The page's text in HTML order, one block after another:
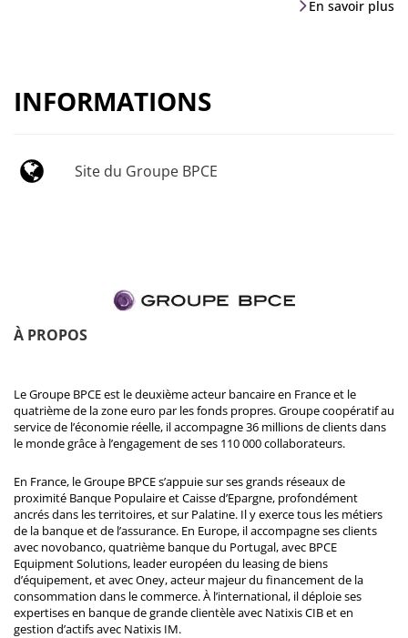
En savoir plus
INFORMATIONS
Site du Groupe BPCE
À PROPOS
Le Groupe BPCE est le deuxième acteur bancaire en France et le
quatrième de la zone euro par les fonds propres. Groupe coopératif au
service de l’économie réelle, il accompagne 36 millions de clients dans
le monde grâce à l’engagement de ses 110 000 collaborateurs.
En France, le Groupe BPCE s’appuie sur ses grands réseaux de
proximité Banque Populaire et Caisse d’Epargne, profondément
ancrés dans les territoires, et sur Palatine. Il y exerce tous les métiers
de la banque et de l’assurance. En Europe, il accompagne ses clients
avec novobanco, quatrième banque du Portugal, avec BPCE
Equipment Solutions, leader européen du leasing de biens
d’équipement, et avec Oney, acteur majeur du financement de la
consommation dans le commerce. À l’international, il déploie ses
expertises en banque de grande clientèle avec Natixis CIB et en
gestion d’actifs avec Natixis IM.